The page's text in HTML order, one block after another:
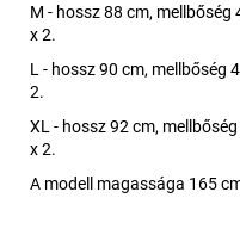
M - hossz 88 cm,
x 2.
L - hossz 90 cm, mellbőség
2.
XL - hossz 92 cm,
x 2.
A modell magassága 165